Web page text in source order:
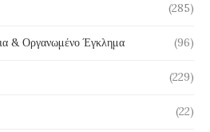
(285)
& Οργανωμένο Έγκλημα (96)
(229)
(22)